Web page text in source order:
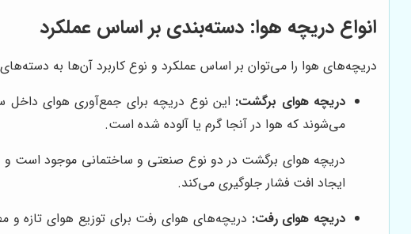
انواع دریچه هوا: دسته‌بندی بر اساس عملکرد
دریچه‌های هوا را می‌توان بر اساس عملکرد و نوع کاربرد آن‌ها به
دریچه هوای برگشت: این نوع دریچه برای جمع‌آوری هوای داخل
می‌شوند که هوا در آنجا گرم یا آلوده شده است.
دریچه هوای برگشت در دو نوع صنعتی و ساختمانی موجود است و
ایجاد افت فشار جلوگیری می‌کند.
دریچه هوای رفت: دریچه‌های هوای رفت برای توزیع هوای تازه